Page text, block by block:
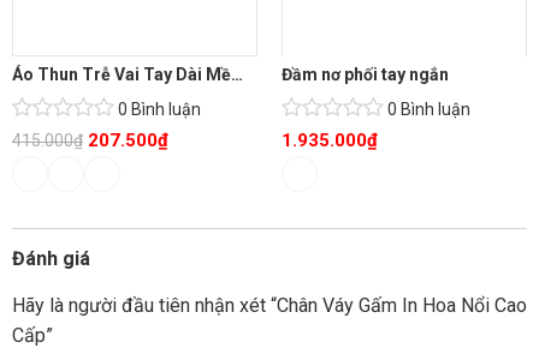
Áo Thun Trễ Vai Tay Dài Mềm Mịn
0 Bình luận
415.000₫ 207.500₫
Đầm nơ phối tay ngắn
0 Bình luận
1.935.000₫
Đánh giá
Hãy là người đầu tiên nhận xét “Chân Váy Gấm In Hoa Nổi Cao
Cấp”